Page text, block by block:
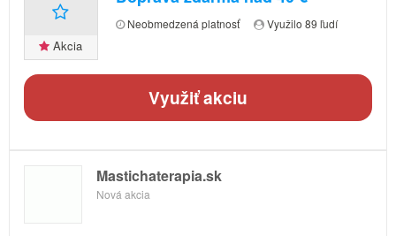
Akcia
Neobmedzená platnosť Využilo 89 ľudí
Využiť akciu
Mastichaterapia.sk
Nová akcia